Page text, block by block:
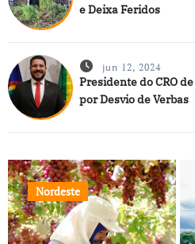
e Deixa Feridos
jun 12, 2024
Presidente do CRO
por Desvio de Verbas
Nordeste